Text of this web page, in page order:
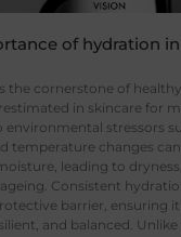
of hydration
the cornerstone of
in skincare for
environmental stressors
temperature changes
leading to
Consistent
barrier, ensuring
and balanced.